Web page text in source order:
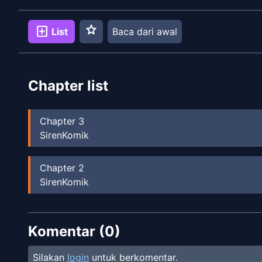
add_box List star Baca dari awal
Chapter list
Chapter 3
SirenKomik
Chapter 2
SirenKomik
Komentar (0)
Silakan login untuk berkomentar.